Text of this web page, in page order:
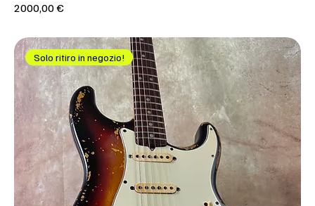
Prezzo
2000,00 €
Solo ritiro in negozio!